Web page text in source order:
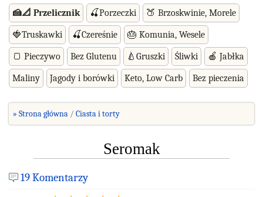
🍰📐 Przelicznik 🍒Porzeczki 🍑 Brzoskwinie, Morele
🍓Truskawki 🍒Czereśnie 🎂 Komunia, Wesele
🍞 Pieczywo Bez Glutenu 🍐Gruszki Śliwki 🍎 Jabłka
Maliny Jagody i borówki Keto, Low Carb Bez pieczenia
» Strona główna Ciasta i torty
Seromak
19 Komentarzy